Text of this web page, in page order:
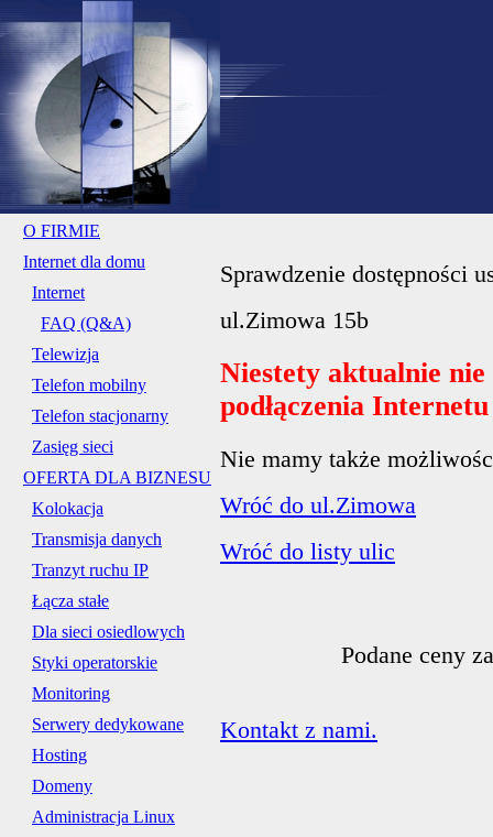
O FIRMIE
Internet dla domu
Internet
FAQ (Q&A)
Telewizja
Telefon mobilny
Telefon stacjonarny
Zasięg sieci
OFERTA DLA BIZNESU
Kolokacja
Transmisja danych
Tranzyt ruchu IP
Łącza stałe
Dla sieci osiedlowych
Styki operatorskie
Monitoring
Serwery dedykowane
Hosting
Domeny
Administracja Linux
Sprawdzenie dostępności
ul.Zimowa 15b
Niestety aktualnie
podłączenia
Nie mamy także
Wróć do ul.Zimowa
Wróć do listy ulic
Podane ceny
Kontakt z nami.